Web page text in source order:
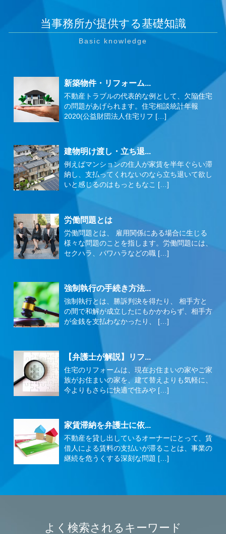
当事務所が提供する基礎知識
新築物件・リフォーム...
不動産トラブルの代表的な例として、欠陥住宅
の問題があげられます。住宅相談統計年報
2020(公益財団法人住宅リフ […]
建物明け渡し・立ち退...
例えばマンションの住人が家賃を半年ぐらい滞
納し、支払ってくれないのなら立ち退いて欲し
いと感じるのはもっともなこ […]
労働問題とは
労働問題とは、 雇用関係にある場合に生じる
様々な問題のことを指します。労働問題には、
セクハラ、パワハラなどの職 […]
強制執行の手続き方法...
強制執行とは、勝訴判決を得たり、 相手方と
の間で和解が成立したにもかかわらず、相手方
が金銭を支払わなかったり、 […]
【弁護士が解説】リフ...
住宅のリフォームは、現在お住まいの家やご家
族がお住まいの家を、建て替えよりも気軽に、
今よりもさらに快適で住みや […]
家賃滞納を弁護士に依...
不動産を貸し出しているオーナーにとって、賃
借人による賃料の支払いが滞ることは、事業の
継続を危うくする深刻な問題 […]
よく検索されるキーワード